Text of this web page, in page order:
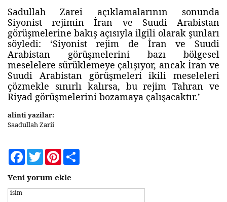
Sadullah Zarei açıklamalarının sonunda
Siyonist rejimin İran ve Suudi Arabistan
görüşmelerine bakış açısıyla ilgili olarak şunları
söyledi: ‘Siyonist rejim de İran ve Suudi
Arabistan görüşmelerini bazı bölgesel
meselelere sürüklemeye çalışıyor, ancak İran ve
Suudi Arabistan görüşmeleri ikili meseleleri
çözmekle sınırlı kalırsa, bu rejim Tahran ve
Riyad görüşmelerini bozamaya çalışacaktır.’
alinti yazilar:
Saadullah Zarii
FacebookTwitterPinterest
Yeni yorum ekle
isim